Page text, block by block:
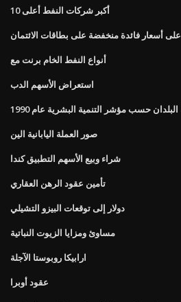
أكبر شركات النفط أعلى 10
أسعار فائدة منخفضة على بطاقات الائتمان
أنواع النفط الخام برنت مع
استعراض الأسهم الدب
البلدان حسب مؤشر التنمية البشرية عام 1990
صور العملة اليابانية الين
شراء وبيع الأسهم التطبيق كندا
تأمين عقود الرهن العقاري
دولار إلى توقعات البيزو التشيلي
مساوئ ومزايا الزيوت النباتية
ارابيكا روبوستا الآجلة
عقود أوبرا